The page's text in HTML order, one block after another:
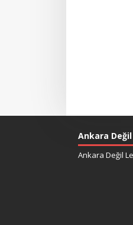
Ankara
Ankara Değil